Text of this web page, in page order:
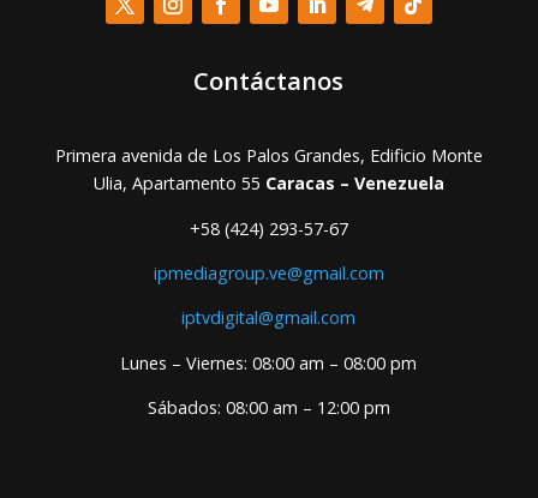
Contáctanos
Primera avenida de Los Palos Grandes, Edificio Monte
Ulia, Apartamento 55 Caracas – Venezuela
+58 (424) 293-57-67
ipmediagroup.ve@gmail.com
iptvdigital@gmail.com
Lunes – Viernes: 08:00 am – 08:00 pm
Sábados: 08:00 am – 12:00 pm